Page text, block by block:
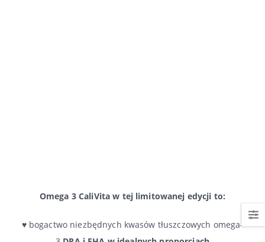
Omega 3 CaliVita w tej limitowanej edycji to:
♥ bogactwo niezbędnych kwasów tłuszczowych omega-